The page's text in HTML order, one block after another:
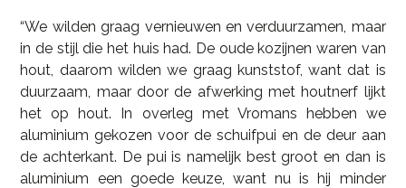
“We wilden graag vernieuwen en verduurzamen, maar
in de stijl die het huis had. De oude kozijnen waren van
hout, daarom wilden we graag kunststof, want dat is
duurzaam, maar door de afwerking met houtnerf lijkt
het op hout. In overleg met Vromans hebben we
aluminium gekozen voor de schuifpui en de deur aan
de achterkant. De pui is namelijk best groot en dan is
aluminium een goede keuze, want nu is hij minder